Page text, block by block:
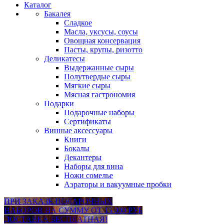
Каталог
Бакалея
Сладкое
Масла, уксусы, соусы
Овощная консервация
Пасты, крупы, ризотто
Деликатесы
Выдержанные сыры
Полутвердые сыры
Мягкие сыры
Мясная гастрономия
Подарки
Подарочные наборы
Сертификаты
Винные аксессуары
Книги
Бокалы
Декантеры
Наборы для вина
Ножи сомелье
Аэраторы и вакуумные пробки
ПРИ ЗАКАЗЕ ПОДАРОЧНЫХ
НАБОРОВ НА СУММУ ОТ 15 000 РУБ
ДОСТАВКА БЕСПЛАТНАЯ!